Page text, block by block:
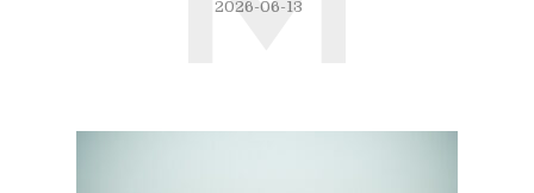
2026-06-13